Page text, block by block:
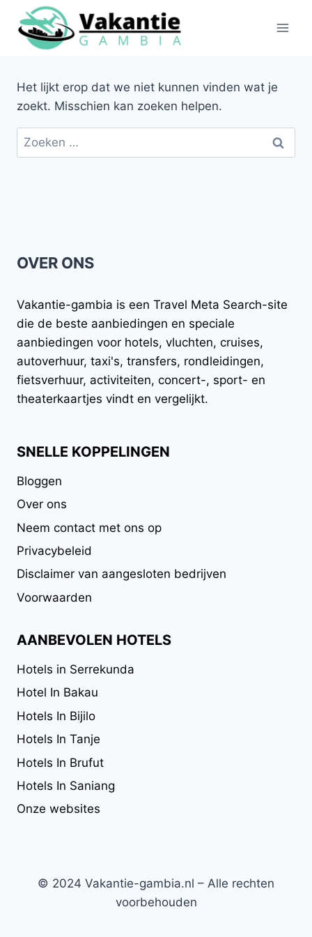
Doorgaan
naar
inhoud
Het lijkt erop dat we niet kunnen vinden wat je
zoekt. Misschien kan zoeken helpen.
Zoeken
naar:
OVER ONS
Vakantie-gambia is een Travel Meta Search-site
die de beste aanbiedingen en speciale
aanbiedingen voor hotels, vluchten, cruises,
autoverhuur, taxi's, transfers, rondleidingen,
fietsverhuur, activiteiten, concert-, sport- en
theaterkaartjes vindt en vergelijkt.
SNELLE KOPPELINGEN
Bloggen
Over ons
Neem contact met ons op
Privacybeleid
Disclaimer van aangesloten bedrijven
Voorwaarden
AANBEVOLEN HOTELS
Hotels in Serrekunda
Hotel In Bakau
Hotels In Bijilo
Hotels In Tanje
Hotels In Brufut
Hotels In Saniang
Onze websites
© 2024 Vakantie-gambia.nl – Alle rechten
voorbehouden